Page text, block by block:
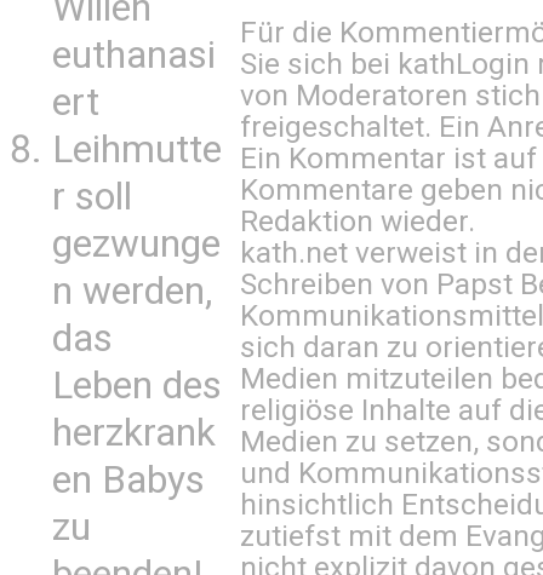
euthanasi
ert
Leihmutte
r soll
gezwunge
n werden,
das
Leben des
herzkrank
en Babys
zu
Für die
Sie sich bei kathLogin
von Moderatoren
freigeschaltet. Ein
Ein Kommentar ist
Kommentare geben
Redaktion wieder.
kath.net verweist in
Schreiben von Papst
sich daran zu
Medien mitzuteilen
religiöse Inhalte auf
Medien zu setzen,
und
hinsichtlich
zutiefst mit dem
nicht explizit davon